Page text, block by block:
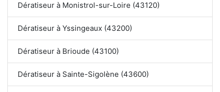
Dératiseur à Monistrol-sur-Loire (43120)
Dératiseur à Yssingeaux (43200)
Dératiseur à Brioude (43100)
Dératiseur à Sainte-Sigolène (43600)